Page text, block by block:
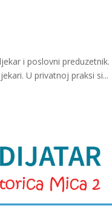
i poslovni preduzetnik.
U privatnoj praksi si...